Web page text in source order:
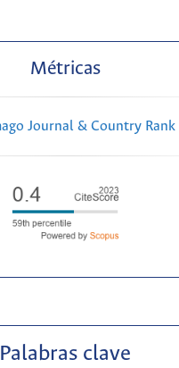
Métricas
Palabras clave